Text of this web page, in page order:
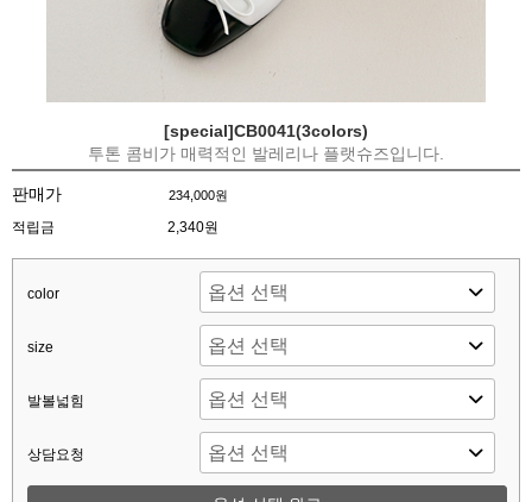
[special]CB0041(3colors)
투톤 콤비가 매력적인 발레리나 플랫슈즈입니다.
판매가 234,000원
적립금 2,340원
color
size
발볼넓힘
상담요청